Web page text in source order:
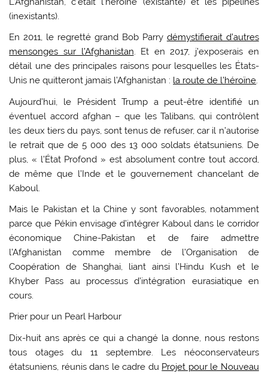
(inexistants).
En 2011, le regretté grand Bob Parry démystifierait d’autres
mensonges sur l’Afghanistan. Et en 2017, j’exposerais en
détail une des principales raisons pour lesquelles les États-
Unis ne quitteront jamais l’Afghanistan : la route de l’héroïne.
Aujourd’hui, le Président Trump a peut-être identifié un
éventuel accord afghan – que les Talibans, qui contrôlent
les deux tiers du pays, sont tenus de refuser, car il n’autorise
le retrait que de 5 000 des 13 000 soldats étatsuniens. De
plus, « l’État Profond » est absolument contre tout accord,
de même que l’Inde et le gouvernement chancelant de
Kaboul.
Mais le Pakistan et la Chine y sont favorables, notamment
parce que Pékin envisage d’intégrer Kaboul dans le corridor
économique Chine-Pakistan et de faire admettre
l’Afghanistan comme membre de l’Organisation de
Coopération de Shanghai, liant ainsi l’Hindu Kush et le
Khyber Pass au processus d’intégration eurasiatique en
cours.
Prier pour un Pearl Harbour
Dix-huit ans après ce qui a changé la donne, nous restons
tous otages du 11 septembre. Les néoconservateurs
étatsuniens, réunis dans le cadre du Projet pour le Nouveau